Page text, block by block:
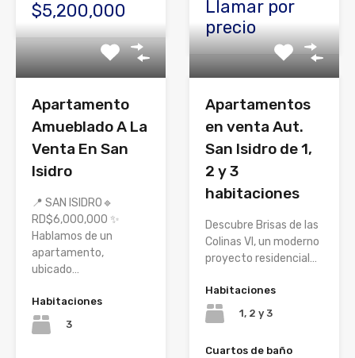
$5,200,000
Llamar por
precio
Apartamento
Amueblado A La
Venta En San
Isidro
📍 SAN ISIDRO🔹
RD$6,000,000 ✨
Hablamos de un
apartamento,
ubicado…
Habitaciones
3
Apartamentos
en venta Aut.
San Isidro de 1,
2 y 3
habitaciones
Descubre Brisas de las
Colinas VI, un moderno
proyecto residencial…
Habitaciones
1, 2 y 3
Cuartos de baño